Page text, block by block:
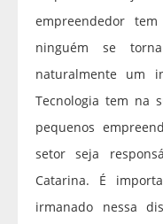
empreendedor
ninguém se
naturalmente um
Tecnologia tem na
pequenos
setor seja
Catarina. É
irmanado nessa